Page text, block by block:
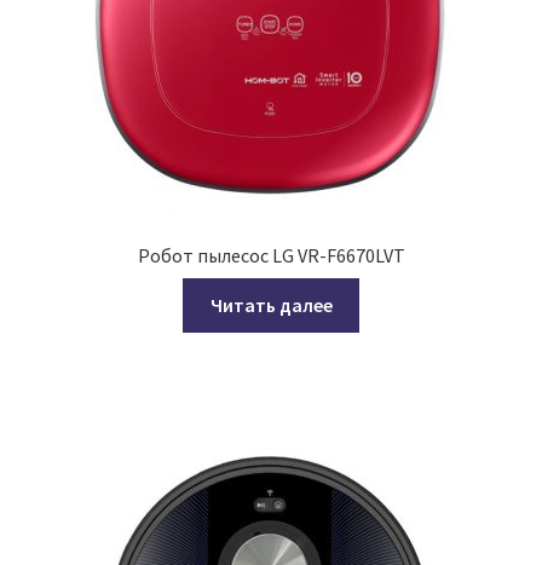
Робот пылесос LG VR-F6670LVT
Читать далее